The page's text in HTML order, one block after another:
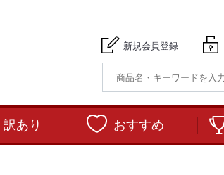
新規会員登録
訳あり おすすめ